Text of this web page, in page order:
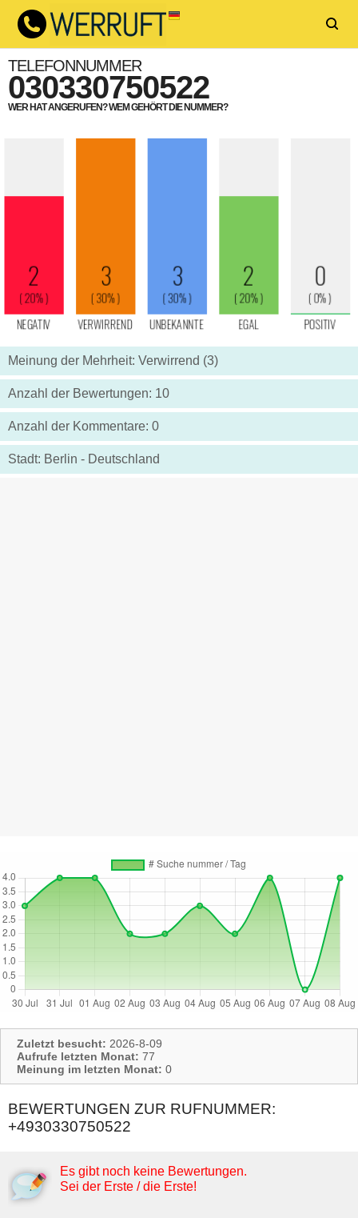
TELEFONNUMMER
030330750522
WER HAT ANGERUFEN? WEM GEHÖRT DIE NUMMER?
Meinung der Mehrheit: Verwirrend (3)
Anzahl der Bewertungen: 10
Anzahl der Kommentare: 0
Stadt: Berlin - Deutschland
Zuletzt besucht: 2026-8-09
Aufrufe letzten Monat: 77
Meinung im letzten Monat: 0
BEWERTUNGEN ZUR RUFNUMMER:
+4930330750522
Es gibt noch keine Bewertungen.
Sei der Erste / die Erste!